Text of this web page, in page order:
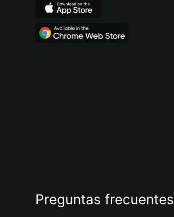
Preguntas frecuentes